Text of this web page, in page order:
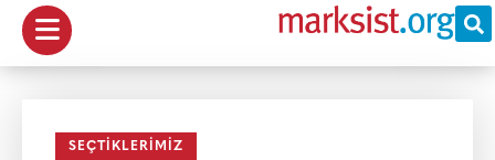
SEÇTIKLERIMIZ